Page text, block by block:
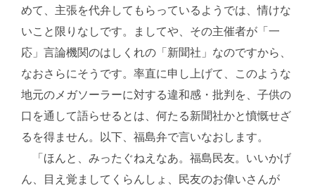
めて、主張を代弁してもらっているようでは、情けな
いこと限りなしです。ましてや、その主催者が「一
応」言論機関のはしくれの「新聞社」なのですから、
なおさらにそうです。率直に申し上げて、このような
地元のメガソーラーに対する違和感・批判を、子供の
口を通して語らせるとは、何たる新聞社かと憤慨せざ
るを得ません。以下、福島弁で言いなおします。
「ほんと、みったぐねえなあ。福島民友。いいかげ
ん、目え覚ましてくらんしょ、民友のお偉いさんが